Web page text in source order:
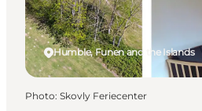
Humble, Funen and the Islands
Photo: Skovly Feriecenter